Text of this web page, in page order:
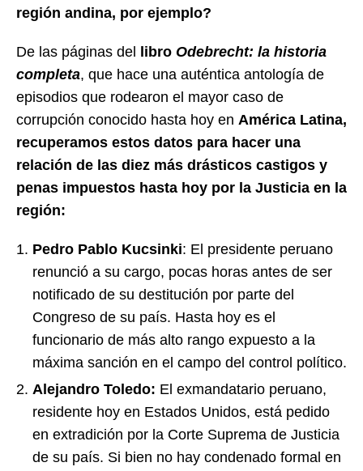
región andina, por ejemplo?
De las páginas del libro Odebrecht: la historia
completa, que hace una auténtica antología de
episodios que rodearon el mayor caso de
corrupción conocido hasta hoy en América Latina,
recuperamos estos datos para hacer una
relación de las diez más drásticos castigos y
penas impuestos hasta hoy por la Justicia en la
región:
Pedro Pablo Kucsinki: El presidente peruano
renunció a su cargo, pocas horas antes de ser
notificado de su destitución por parte del
Congreso de su país. Hasta hoy es el
funcionario de más alto rango expuesto a la
máxima sanción en el campo del control político.
Alejandro Toledo: El exmandatario peruano,
residente hoy en Estados Unidos, está pedido
en extradición por la Corte Suprema de Justicia
de su país. Si bien no hay condenado formal en